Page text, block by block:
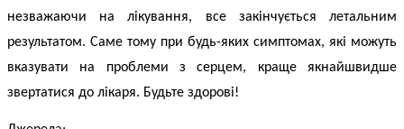
незважаючи на лікування, все закінчується летальним
результатом. Саме тому при будь-яких симптомах, які можуть
вказувати на проблеми з серцем, краще якнайшвидше
звертатися до лікаря. Будьте здорові!